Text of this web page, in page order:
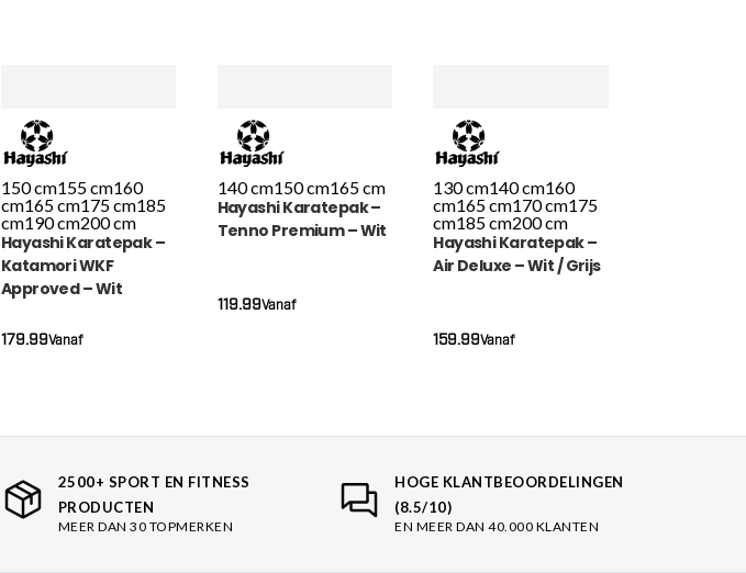
150 cm155 cm160
cm165 cm175 cm185
cm190 cm200 cm
Hayashi Karatepak –
Katamori WKF
Approved – Wit
Vanaf
179.99
140 cm150 cm165 cm
Hayashi Karatepak –
Tenno Premium – Wit
Vanaf
119.99
130 cm140 cm160
cm165 cm170 cm175
cm185 cm200 cm
Hayashi Karatepak –
Air Deluxe – Wit / Grijs
Vanaf
159.99
2500+ SPORT EN FITNESS
PRODUCTEN
MEER DAN 30 TOPMERKEN
HOGE KLANTBEOORDELINGEN
(8.5/10)
EN MEER DAN 40.000 KLANTEN